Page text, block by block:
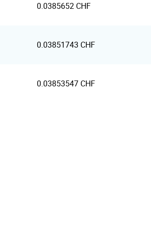
0.0385652 CHF
0.03851743 CHF
0.03853547 CHF